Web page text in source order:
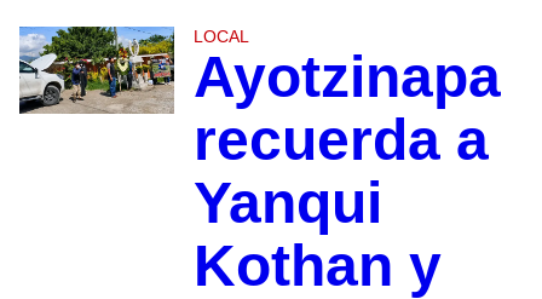
LOCAL
Ayotzinapa
recuerda a
Yanqui
Kothan y